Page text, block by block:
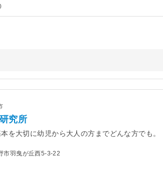
究所
を大切に幼児から大人の方までどんな方でも。
市羽曳が丘西5-3-22